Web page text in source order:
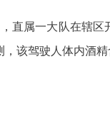
，直属一大队在辖
该驾驶人体内酒